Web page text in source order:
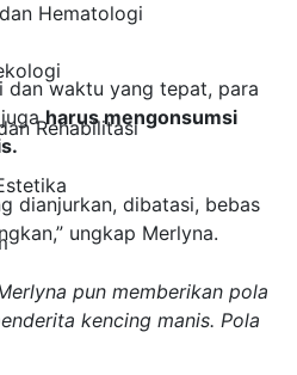
Hematologi
Rehabilitasi
dan waktu yang tepat, para
jugaharus mengonsumsi
dianjurkan, dibatasi, bebas
ungkap Merlyna.
pun memberikan pola
kencing manis. Pola